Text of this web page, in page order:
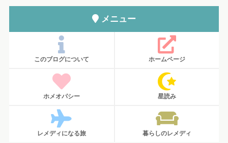
メニュー
このブログについて ホームページ
ホメオパシー 星読み
レメディになる旅 暮らしのレメディ